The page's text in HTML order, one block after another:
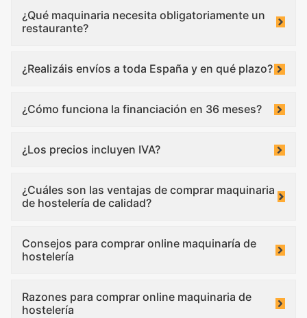
¿Qué maquinaria necesita obligatoriamente un
restaurante?
¿Realizáis envíos a toda España y en qué plazo?
¿Cómo funciona la financiación en 36 meses?
¿Los precios incluyen IVA?
¿Cuáles son las ventajas de comprar maquinaria
de hostelería de calidad?
Consejos para comprar online maquinaría de
hostelería
Razones para comprar online maquinaria de
hostelería